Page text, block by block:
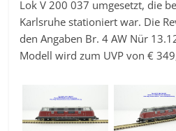
Lok V 200 037 umgesetzt, die
Karlsruhe stationiert war. Die
den Angaben Br. 4 AW Nür
Modell wird zum UVP von €